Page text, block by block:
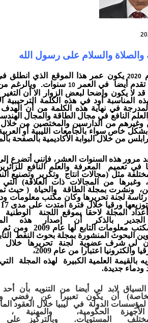
والصلاة والسلام على رسول الله
2020يكون عمر هذا الموقع الذي انطلق
أيضا في العمر
10سنوات. وبالرغم من
قد لا يكون واضحا لبعض الزوار الا أن
المناسبة أود في هذه الكلمة
في نهاية هذه الكلمة من أن
النافع في مجال الطاقة والمجال
من الدارسين والمختصين من خلال
بشكل خاص سواء بالجامعات الليبية أو
من خلال البوابة الأكاديمية بالصفحة
مرور هذه السنوات العشر، فإننى أتضرع
في تعميم المعرفة والعلم النافع
مثل(مجالات انتاج وتكرير وتصنيع
وغبرها من المجالات ذات العلاقة)
ونشرتبمجلة الطاقة والحياة ( حيث
لجنةتحريرهاوكان مكتب معلومات
ورقيا خلال فترة امتدت على مدى 17 عاما
أعداد المجلةلاحقابموقع اللجنة
الجديربالذكر أن إصدارهذه
معلومات التابع لها عام 2009 ومن ثم اختفاء
البحوث المنشورةبمجلةبحوث النفط
لى شرف عضوية لجنة تحريرهاخلال
والكترونيا اعتبارا من عام 2009،
بالقيمة العلمية الكبيرة لهذه المجلة
ودماء جديدة.
لابد لي أيضا من التنويه بأن
أن يكونتعبيرا عن رفضي
لمؤسسات الدولةفي ليبيا خلال العقود
الأجهزة الحكومية، والمهنية ،
المستويات. وبالتركيز